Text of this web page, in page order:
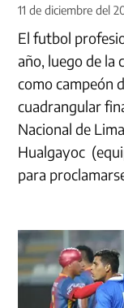
11 de diciembre del
El futbol
año, luego de la
como campeón
cuadrangular
Nacional de
Hualgayoc
para